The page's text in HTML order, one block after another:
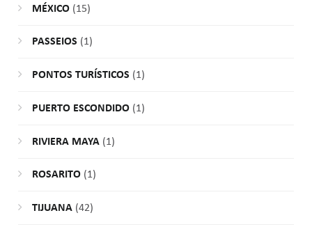
MÉXICO(15)
PASSEIOS (1)
PONTOS TURÍSTICOS (1)
PUERTO ESCONDIDO(1)
RIVIERA MAYA(1)
ROSARITO(1)
TIJUANA(42)